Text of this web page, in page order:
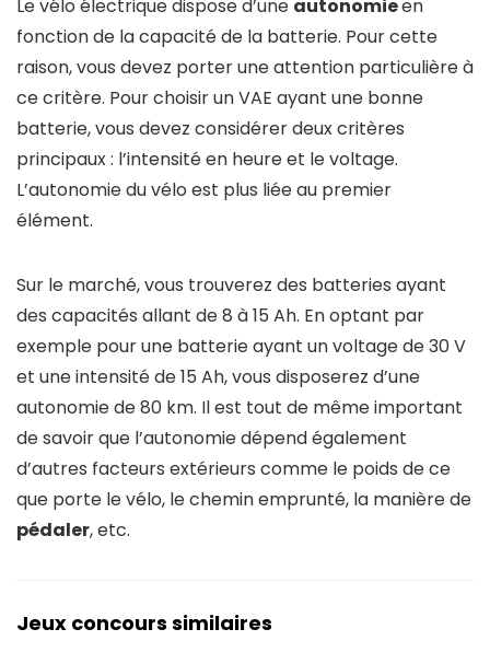
Le vélo électrique dispose d’une autonomieen
fonction de la capacité de la batterie. Pour cette
raison, vous devez porter une attention particulière à
ce critère. Pour choisir un VAE ayant une bonne
batterie, vous devez considérer deux critères
principaux : l’intensité en heure et le voltage.
L’autonomie du vélo est plus liée au premier
élément.
Sur le marché, vous trouverez des batteries ayant
des capacités allant de 8 à 15 Ah. En optant par
exemple pour une batterie ayant un voltage de 30 V
et une intensité de 15 Ah, vous disposerez d’une
autonomie de 80 km. Il est tout de même important
de savoir que l’autonomie dépend également
d’autres facteurs extérieurs comme le poids de ce
que porte le vélo, le chemin emprunté, la manière de
pédaler, etc.
Jeux concours similaires